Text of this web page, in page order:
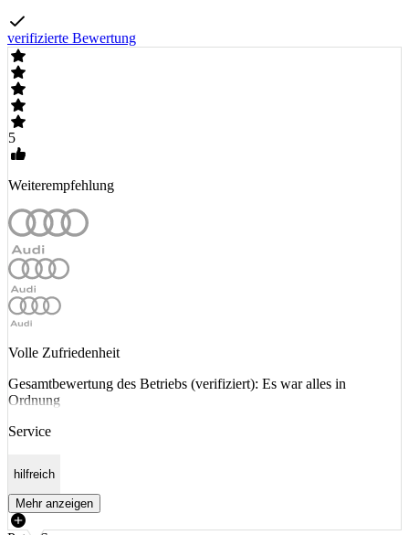
verifizierte Bewertung
5
Weiterempfehlung
Volle Zufriedenheit
Gesamtbewertung des Betriebs (verifiziert): Es war alles in
Ordnung
Service
hilfreich
Mehr anzeigen